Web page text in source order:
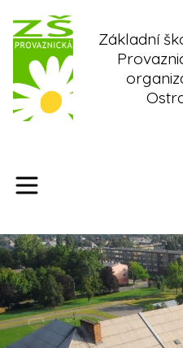
content
Základní